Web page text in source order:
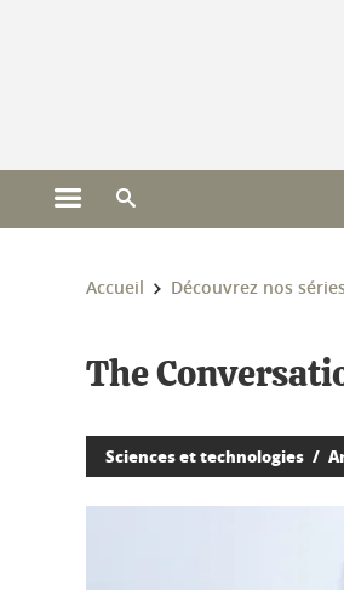
Ouvrir le menu principal
Vous êtes ici :
Accueil Découvrez nos séries
The
Sciences et technologies